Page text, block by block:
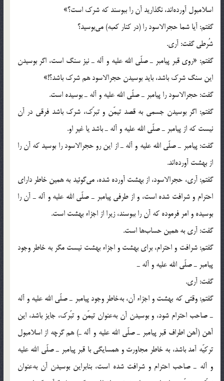
اسلامبول آورده‌اند، نگذاريد آن را ببوسند كه شرك است؟»
گفتم: آيا شما حجرالاسود را (در كنار كعبه) مي‌بوسيد؟
شُرطي گفت: آري.
گفتم: «روي قبر پيامبر ـ صلّي الله عليه و آله ـ نيز سنگ است، اگر بوسيدن
اين سنگ شرك باشد، بايد بوسيدن حجرالاسود هم شرك باشد؟!»
گفت: حجرالاسود را پيامبر ـ صلّي الله عليه و آله ـ بوسيده است.
گفتم: اگر بوسيدن جسمي به قصد تيمّن و تبرّك، شرك باشد فرقي در آن
نيست كه از پيامبر ـ صلّي الله عليه و آله ـ باشد يا غير او.
گفت: پيامبر ـ صلّي الله عليه و آله ـ از اين رو حجرالاسود را بوسيد كه آن را
از بهشت آورده‌اند.
گفتم: آري، حجرالاسود، از بهشت آورده شده، مي‌گوئيد به همين خاطر داراي
احترام و شرافت شده است، و از طرفي پيامبر ـ صلّي الله عليه و آله ـ آن را
بوسيده و امر فرموده كه آن را ببوسند، زيرا از اجزاء بهشت است.
گفت: آري به همين حساب‌ها است.
گفتم: شرافت و احترام، براي بهشت و اجزاء بهشت نيست مگر به خاطر وجود
پيامبر ـ صلّي الله عليه و آله ـ
گفت: آري.
گفتم: وقتي كه بهشت و اجزاء آن، به‌خاطر وجود پيامبر ـ صلّي الله عليه و آله
ـ صاحب احترام شود، و بوسيدن آن به‌عنوان تيمّن و تبّرك، جايز باشد، اين
آهن (آهن اطراف قبر پيامبر ـ صلّي الله عليه و آله ـ) هم گرچه از اسلامبول
تركيّه آمد باشد، به خاطر مجاورت و همسايگي با قبر پيامبر ـ صلّي الله عليه
و آله ـ صاحب احترام و شرافت شده است، بنابراين بوسيدن آن به‌عنوان